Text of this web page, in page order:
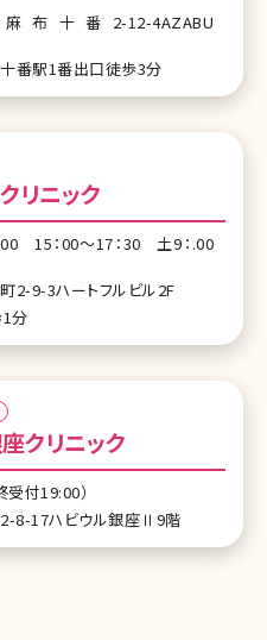
布十番2-12-4AZABU
番駅1番出口徒歩3分
リニック
00 15：00～17：30 土9：.00
2-9-3ハートフルビル2F
分
クリニック
付19:00）
8-17ハビウル銀座Ⅱ9階